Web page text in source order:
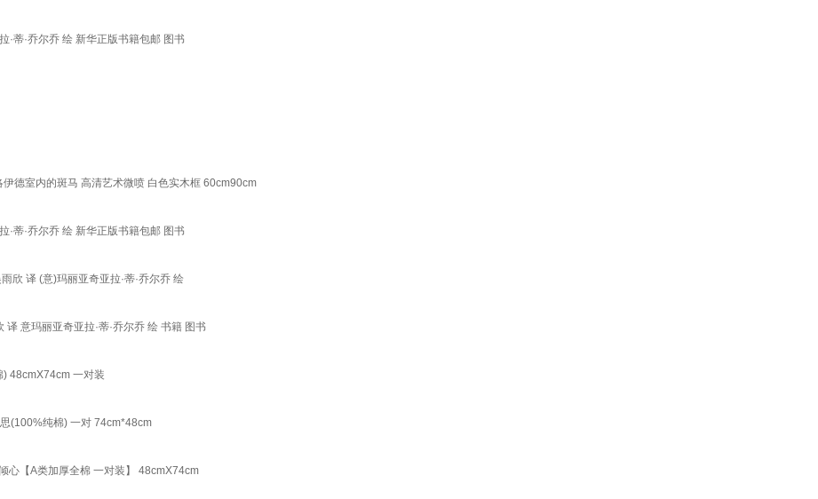
·蒂·乔尔乔 绘 新华正版书籍包邮 图书
德室内的斑马 高清艺术微喷 白色实木框 60cm90cm
·蒂·乔尔乔 绘 新华正版书籍包邮 图书
欣 译 (意)玛丽亚奇亚拉·蒂·乔尔乔 绘
译 意玛丽亚奇亚拉·蒂·乔尔乔 绘 书籍 图书
48cmX74cm 一对装
(100%纯棉) 一对 74cm*48cm
心【A类加厚全棉 一对装】 48cmX74cm